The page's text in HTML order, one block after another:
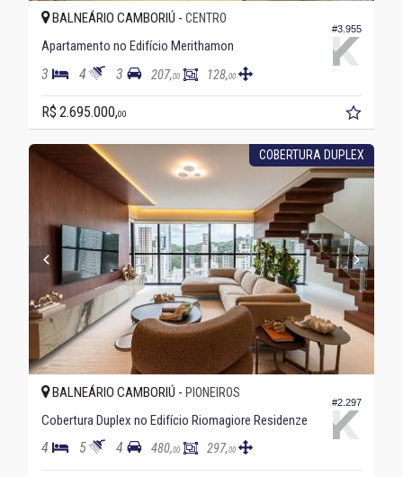
#3.955
BALNEÁRIO CAMBORIÚ - CENTRO
Apartamento no Edifício Merithamon
3 4 3 207,00 128,00
R$ 2.695.000,00
COBERTURA DUPLEX
#2.297
BALNEÁRIO CAMBORIÚ - PIONEIROS
Cobertura Duplex no Edifício Riomagiore Residenze
4 5 4 480,00 297,00